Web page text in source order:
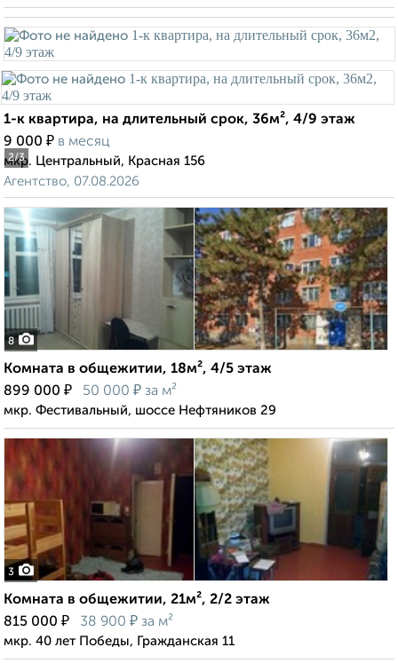
2/3
1-к квартира, на длительный срок, 36м², 4/9 этаж
9 000 ₽ в месяц
мкр. Центральный, Красная 156
Агентство, 07.08.2026
8
Комната в общежитии, 18м², 4/5 этаж
899 000 ₽ 50 000 ₽ за м²
мкр. Фестивальный, шоссе Нефтяников 29
3
Комната в общежитии, 21м², 2/2 этаж
815 000 ₽ 38 900 ₽ за м²
мкр. 40 лет Победы, Гражданская 11